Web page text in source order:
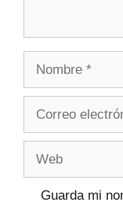
Guarda mi